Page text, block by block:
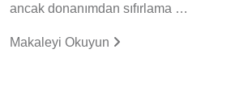
ancak donanımdan sıfırlama …
Makaleyi Okuyun